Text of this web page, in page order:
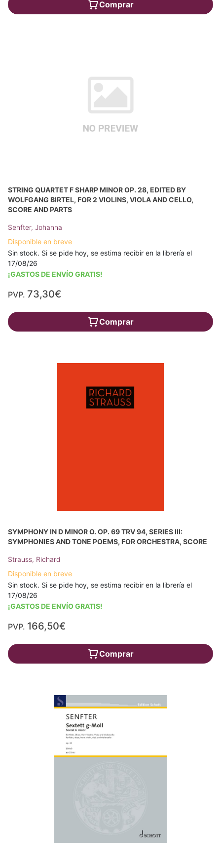
Comprar
STRING QUARTET F SHARP MINOR OP. 28, EDITED BY
WOLFGANG BIRTEL, FOR 2 VIOLINS, VIOLA AND CELLO,
SCORE AND PARTS
Senfter, Johanna
Disponible en breve
Sin stock. Si se pide hoy, se estima recibir en la librería el
17/08/26
¡GASTOS DE ENVÍO GRATIS!
PVP. 73,30€
Comprar
SYMPHONY IN D MINOR O. OP. 69 TRV 94, SERIES III:
SYMPHONIES AND TONE POEMS, FOR ORCHESTRA, SCORE
Strauss, Richard
Disponible en breve
Sin stock. Si se pide hoy, se estima recibir en la librería el
17/08/26
¡GASTOS DE ENVÍO GRATIS!
PVP. 166,50€
Comprar